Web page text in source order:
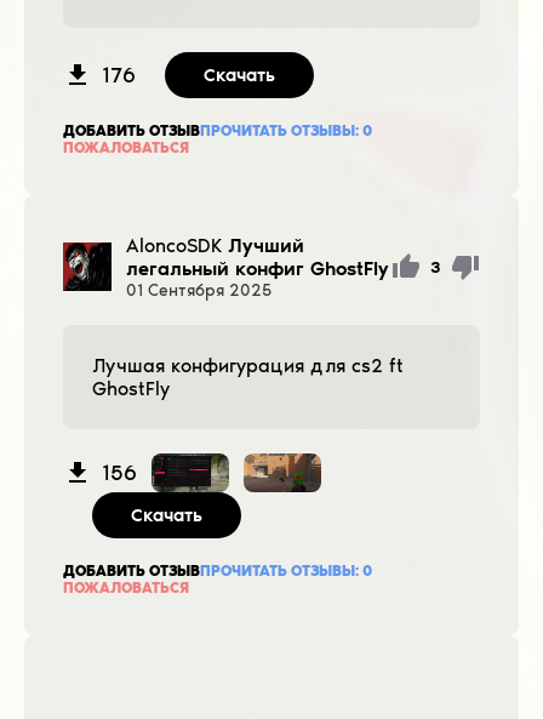
176 Скачать
ДОБАВИТЬ ОТЗЫВПРОЧИТАТЬ ОТЗЫВЫ: 0
ПОЖАЛОВАТЬСЯ
AloncoSDK Лучший
легальный конфиг GhostFly
01 Сентября 2025
3
Лучшая конфигурация для cs2 ft
GhostFly
156
Скачать
ДОБАВИТЬ ОТЗЫВПРОЧИТАТЬ ОТЗЫВЫ: 0
ПОЖАЛОВАТЬСЯ